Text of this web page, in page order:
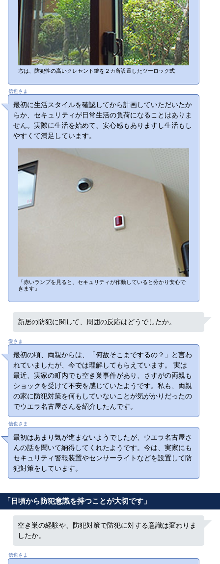
窓は、防犯性の高いクレセント鍵を２カ所設置したツーロック式
信也さま
最初に生活スタイルを確認してから計画していただいたか
らか、セキュリティが日常生活の負荷になることはありま
せん。実際に生活を始めて、安心感もありますし生活もし
やすくて満足しています。
「赤いランプを見ると、セキュリティが作動していると分かり安心で
きます」
新居の防犯に関して、周囲の反応はどうでしたか。
愛さま
最初の頃、両親からは、「何故そこまでするの？」と言わ
れていましたが、今では理解してもらえています。 実は
最近、実家の町内でも空き巣事件があり、さすがの両親も
ショックを受けて不安を感じていたようです。私も、両親
の家に防犯対策を何もしていないことが気がかりだったの
でウエラ名古屋さんを紹介したんです。
信也さま
最初はあまり気が進まないようでしたが、ウエラ名古屋さ
んの話を聞いて納得してくれたようです。今は、実家にも
セキュリティ警報装置やセンサーライトなどを設置して防
犯対策をしています。
「日頃から防犯意識を持つことが大切です」
空き巣の経験や、防犯対策で防犯に対する意識は変わりま
したか。
信也さま